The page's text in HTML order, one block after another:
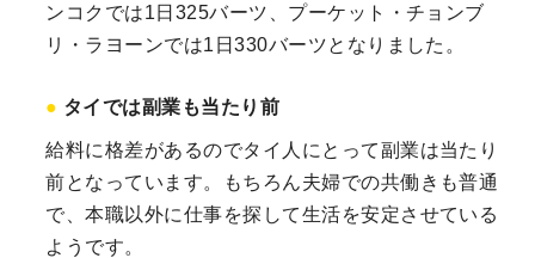
ンコクでは1日325バーツ、プーケット・チョンブ
リ・ラヨーンでは1日330バーツとなりました。
タイでは副業も当たり前
給料に格差があるのでタイ人にとって副業は当たり
前となっています。もちろん夫婦での共働きも普通
で、本職以外に仕事を探して生活を安定させている
ようです。